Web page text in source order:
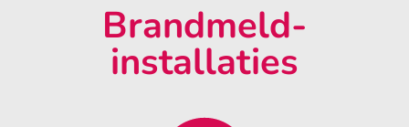
Brandmeld-
installaties